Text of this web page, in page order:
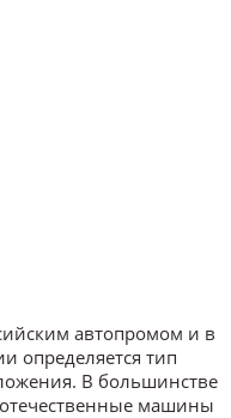
автопромом и в
определяется тип
В большинстве
машины